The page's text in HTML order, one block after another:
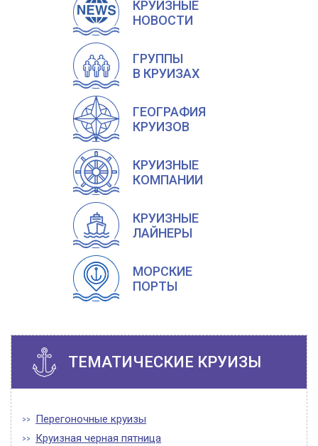
КРУИЗНЫЕ
НОВОСТИ
ГРУППЫ
В КРУИЗАХ
ГЕОГРАФИЯ
КРУИЗОВ
КРУИЗНЫЕ
КОМПАНИИ
КРУИЗНЫЕ
ЛАЙНЕРЫ
МОРСКИЕ
ПОРТЫ
ТЕМАТИЧЕСКИЕ КРУИЗЫ
Перегоночные круизы
Круизная черная пятница